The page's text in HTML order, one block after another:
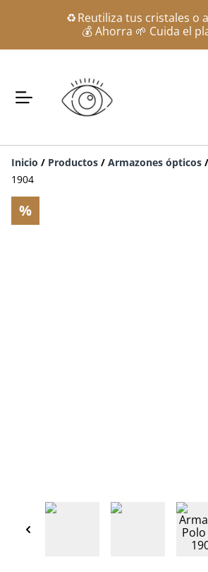
♻️ Reutiliza tus cristales o
💰 Ahorra 🌱 Cuida el
Inicio / Productos / Armazones ópticos /
1904
%